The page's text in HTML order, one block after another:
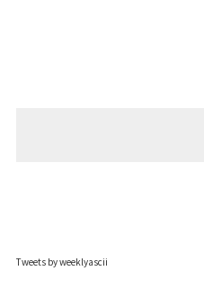
Tweets by weeklyascii